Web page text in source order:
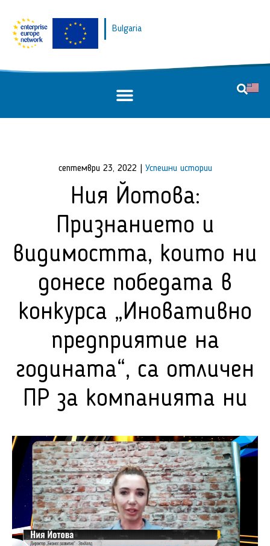
Bulgaria
септември 23, 2022 Успешни истории
Ния Йотова:
Признанието и
видимостта, които ни
донесе победата в
конкурса „Иновативно
предприятие на
годината“, са отличен
ПР за компанията ни